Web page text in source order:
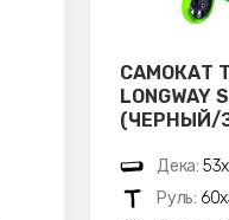
САМОКАТ
LONGWAY
(ЧЕРНЫЙ/
Дека:
Руль: